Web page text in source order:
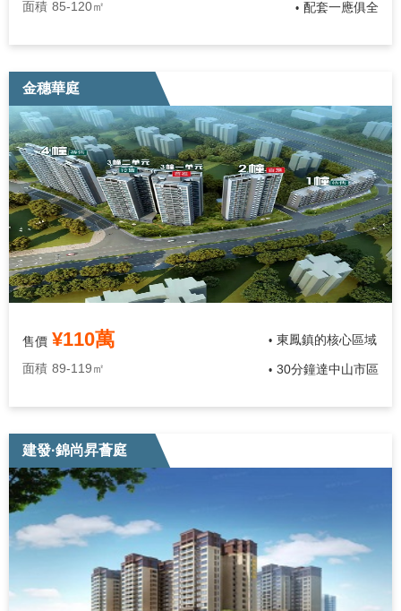
面積 85-120㎡ • ​配套一應俱全
金穗華庭
售價 ¥110萬
面積 89-119㎡
• 東鳳鎮的核心區域
• 30分鐘達中山市區
建發·錦尚昇薈庭